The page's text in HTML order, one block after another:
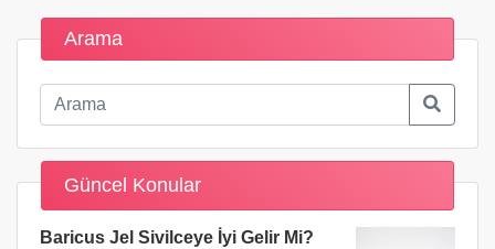
Arama
Güncel Konular
Baricus Jel Sivilceye İyi Gelir Mi?